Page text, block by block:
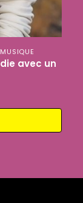
avec un